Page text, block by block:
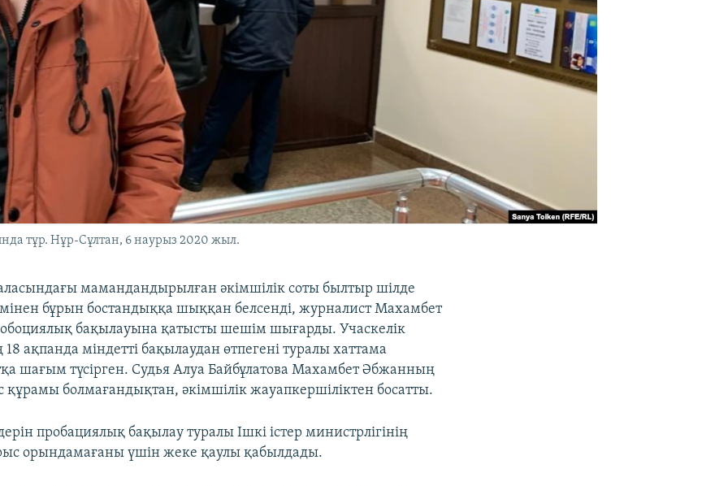
тұр. Нұр-Сұлтан, 6 наурыз 2020 жыл.
мамандандырылған әкімшілік соты былтыр шілде
бұрын бостандыққа шыққан белсенді, журналист Махамбет
бақылауына қатысты шешім шығарды. Учаскелік
ақпанда міндетті бақылаудан өтпегені туралы хаттама
шағым түсірген. Судья Алуа Байбұлатова Махамбет Әбжанның
құрамы болмағандықтан, әкімшілік жауапкершіліктен босатты.
пробациялық бақылау туралы Ішкі істер министрлігінің
орындамағаны үшін жеке қаулы қабылдады.